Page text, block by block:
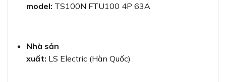
model: TS100N FTU100 4P 63A
Nhà sản
xuất: LS Electric (Hàn Quốc)